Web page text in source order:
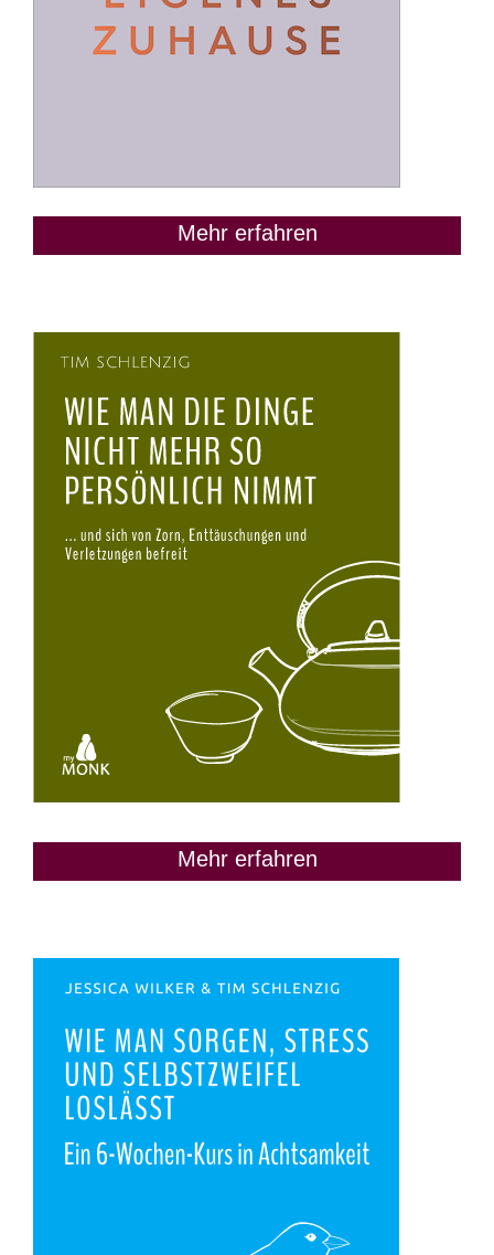
Mehr erfahren
Mehr erfahren